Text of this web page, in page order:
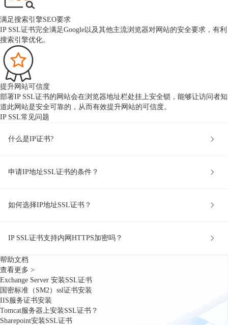
满足搜索引擎SEO要求
IP SSL证书完全满足Google以及其他主流浏览器对网站的安全要求，有利
搜索引擎优化。
提升网站可信度
部署IP SSL证书的网站会在浏览器地址栏处挂上安全锁，能够让访问者知
道此网站是安全可靠的，从而有效提升网站的可信度。
IP SSL常见问题
什么是IP证书?
申请IP地址SSL证书的条件？
如何选择IP地址SSL证书？
IP SSL证书支持内网HTTPS加密吗？
帮助文档
查看更多 >
Exchange Server 安装SSL证书
国密标准（SM2）ssl证书安装
IIS服务证书安装
Tomcat服务器上安装SSL证书？
Sharepoint安装SSL证书